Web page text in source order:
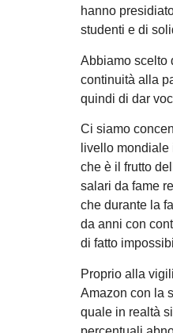
hanno
studenti e di
Abbiamo scelto
continuità alla
quindi di dar
Ci siamo
livello
che è il frutto
salari da fame
che durante la
da anni con
di fatto
Proprio alla
Amazon con la
quale in realtà